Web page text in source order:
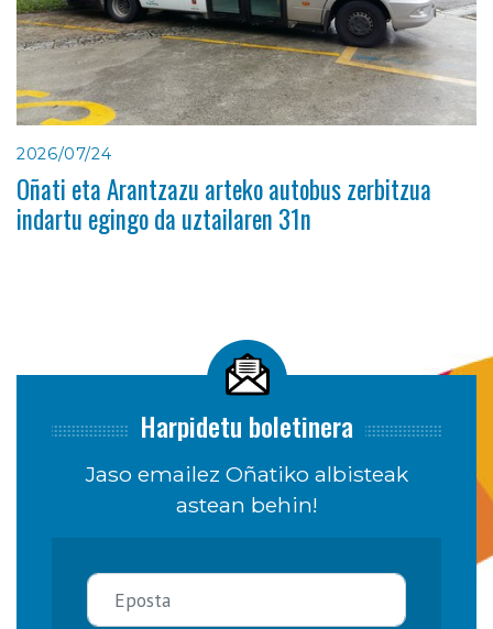
2026/07/24
Oñati eta Arantzazu arteko autobus zerbitzua
indartu egingo da uztailaren 31n
Harpidetu boletinera
Jaso emailez Oñatiko albisteak
astean behin!